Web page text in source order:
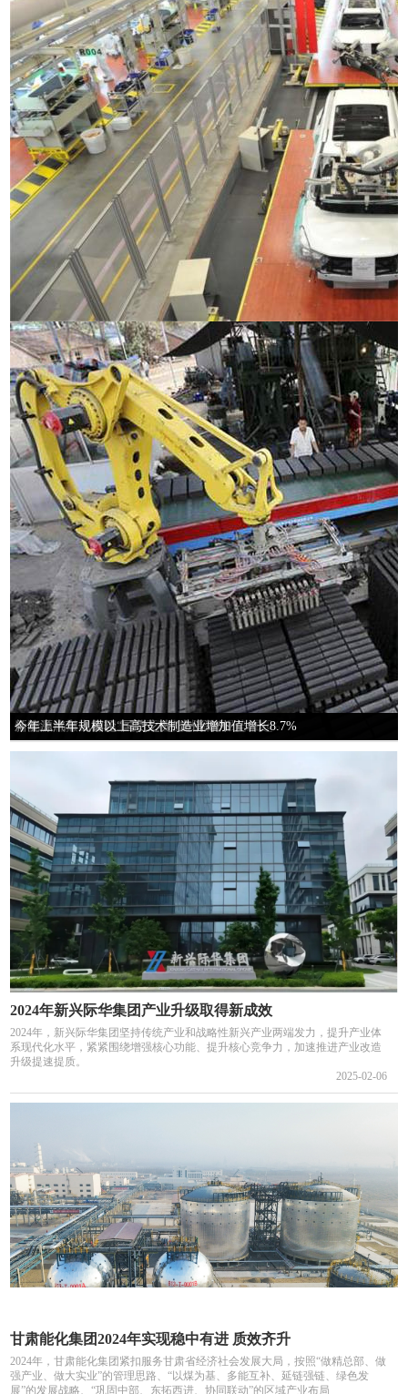
向“深”突破 向“新”攀高——从多个“之最”透...
中国重汽集团全年整车销量预计同比增长超10%
外资品牌撤出有因 国产工程机械品牌强势崛起
新能源汽车：四轮“国货之光”走俏海外
今年上半年规模以上高技术制造业增加值增长8.7%
2024年新兴际华集团产业升级取得新成效
2024年，新兴际华集团坚持传统产业和战略性新兴产业两端发力，提升产业体
系现代化水平，紧紧围绕增强核心功能、提升核心竞争力，加速推进产业改造
升级提速提质。
2025-02-06
甘肃能化集团2024年实现稳中有进 质效齐升
2024年，甘肃能化集团紧扣服务甘肃省经济社会发展大局，按照“做精总部、做
强产业、做大实业”的管理思路、“以煤为基、多能互补、延链强链、绿色发
展”的发展战略、“巩固中部、东拓西进、协同联动”的区域产业布局